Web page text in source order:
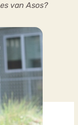
van Asos?